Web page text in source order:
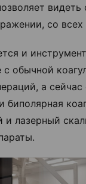
видеть
со всех
и
с обычной
а сейчас
биполярная
и лазерный